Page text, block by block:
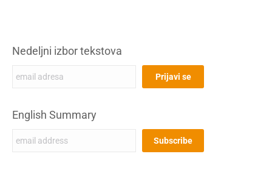
Nedeljni izbor tekstova
English Summary